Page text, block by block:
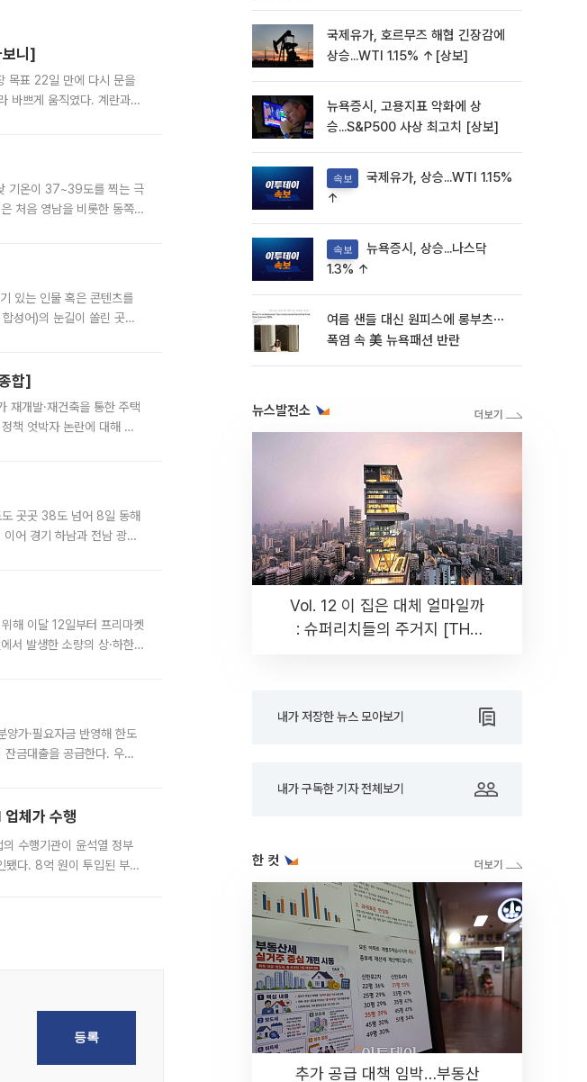
니]
목표 22일 만에 다시 문을
바쁘게 움직였다. 계란과
기온이 37~39도를 찍는 극
처음 영남을 비롯한 동쪽
있는 인물 혹은 콘텐츠를
성어)의 눈길이 쏠린 곳은
합]
재개발·재건축을 통한 주택
책 엇박자 논란에 대해 정
곳곳 38도 넘어 8일 동해
어 경기 하남과 전남 광양
해 이달 12일부터 프리마켓
서 발생한 소량의 상·하한
가·필요자금 반영해 한도
금대출을 공급한다. 우리
체가 수행
수행기관이 윤석열 정부
됐다. 8억 원이 투입된 부산
국제유가, 호르무즈 해협 긴장감에
상승...WTI 1.15% ↑[상보]
뉴욕증시, 고용지표 악화에 상
승...S&P500 사상 최고치 [상보]
속보
↑
속보
1.3% ↑
여름 샌들 대신 원피스에 롱부츠⋯
폭염 속 美 뉴욕패션 반란
뉴스발전소
Vol. 12 이 집은 대체 얼마일까
: 슈퍼리치들의 주거지 [THE
내가 저장한 뉴스 모아보기
내가 구독한 기자 전체보기
한 컷
추가 공급 대책 임박…부동산